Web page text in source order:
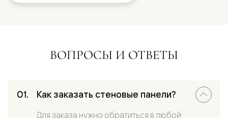
ВОПРОСЫ И ОТВЕТЫ
Как заказать стеновые панели?
Для заказа нужно обратиться в любой